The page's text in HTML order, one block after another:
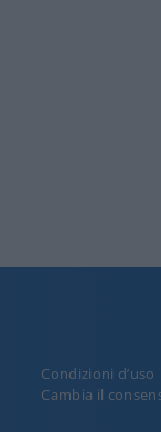
Condizioni d’uso
Cambia il